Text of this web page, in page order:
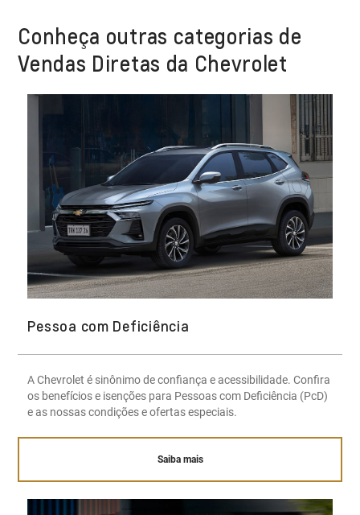
Conheça outras categorias de
Vendas Diretas da Chevrolet
Pessoa com Deficiência
A Chevrolet é sinônimo de confiança e acessibilidade. Confira
os benefícios e isenções para Pessoas com Deficiência (PcD)
e as nossas condições e ofertas especiais.
Saiba mais